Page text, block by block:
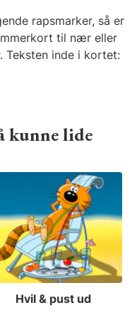
rapsmarker, så er
til nær eller
Teksten inde i kortet:
kunne lide
Hvil & pust ud